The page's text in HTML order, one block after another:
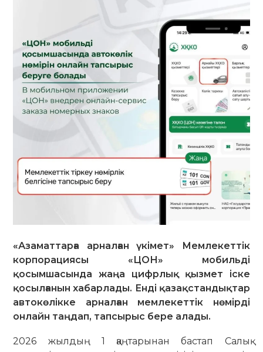
«Азаматтарға арналған үкімет» Мемлекеттік
корпорациясы «ЦОН» мобильді
қосымшасында жаңа цифрлық қызмет іске
қосылғанын хабарлады. Енді қазақстандықтар
автокөлікке арналған мемлекеттік нөмірді
онлайн таңдап, тапсырыс бере алады.
2026 жылдың 1 қаңтарынан бастап Салық